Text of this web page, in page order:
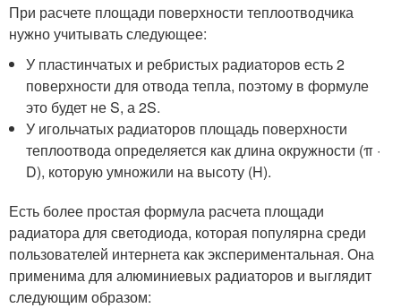
При расчете площади поверхности теплоотводчика
нужно учитывать следующее:
У пластинчатых и ребристых радиаторов есть 2
поверхности для отвода тепла, поэтому в формуле
это будет не S, а 2S.
У игольчатых радиаторов площадь поверхности
теплоотвода определяется как длина окружности (π ·
D), которую умножили на высоту (H).
Есть более простая формула расчета площади
радиатора для светодиода, которая популярна среди
пользователей интернета как экспериментальная. Она
применима для алюминиевых радиаторов и выглядит
следующим образом: